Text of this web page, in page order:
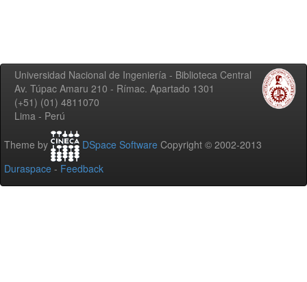
Universidad Nacional de Ingeniería - Biblioteca Central
Av. Túpac Amaru 210 - Rímac. Apartado 1301
(+51) (01) 4811070
Lima - Perú
Theme by DSpace Software Copyright © 2002-2013
Duraspace - Feedback